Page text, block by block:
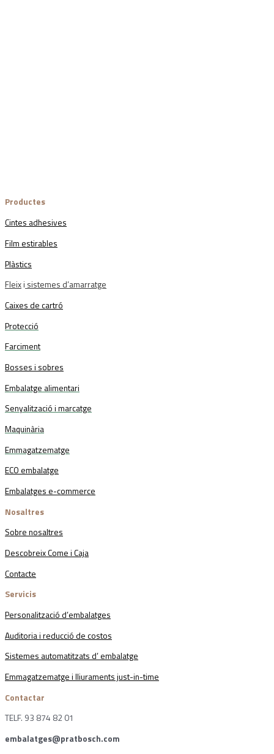
Productes
Cintes adhesives
Film estirables
Plàstics
Fleix i sistemes d’amarratge
Caixes de cartró
Protecció
Farciment
Bosses i sobres
Embalatge alimentari
Senyalització i marcatge
Maquinària
Emmagatzematge
ECO embalatge
Embalatges e-commerce
Nosaltres
Sobre nosaltres
Descobreix Come i Caja
Contacte
Servicis
Personalització d’embalatges
Auditoria i reducció de costos
Sistemes automatitzats d’ embalatge
Emmagatzematge i lliuraments just-in-time
Contactar
TELF. 93 874 82 01
embalatges@pratbosch.com